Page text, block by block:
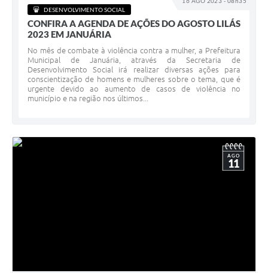
DESENVOLVIMENTO SOCIAL
CONFIRA A AGENDA DE AÇÕES DO AGOSTO LILÁS
2023 EM JANUÁRIA
No mês de combate à violência contra a mulher, a Prefeitura
Municipal de Januária, através da Secretaria de
Desenvolvimento Social irá realizar diversas ações para
conscientização de homens e mulheres sobre o tema, que é
urgente devido ao aumento de casos de violência no
município e na região nos últimos...
AGO
11